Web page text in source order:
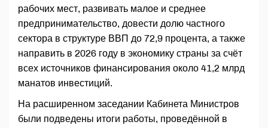
рабочих мест, развивать малое и среднее
предпринимательство, довести долю частного
сектора в структуре ВВП до 72,9 процента, а также
направить в 2026 году в экономику страны за счёт
всех источников финансирования около 41,2 млрд
манатов инвестиций.
На расширенном заседании Кабинета Министров
были подведены итоги работы, проведённой в